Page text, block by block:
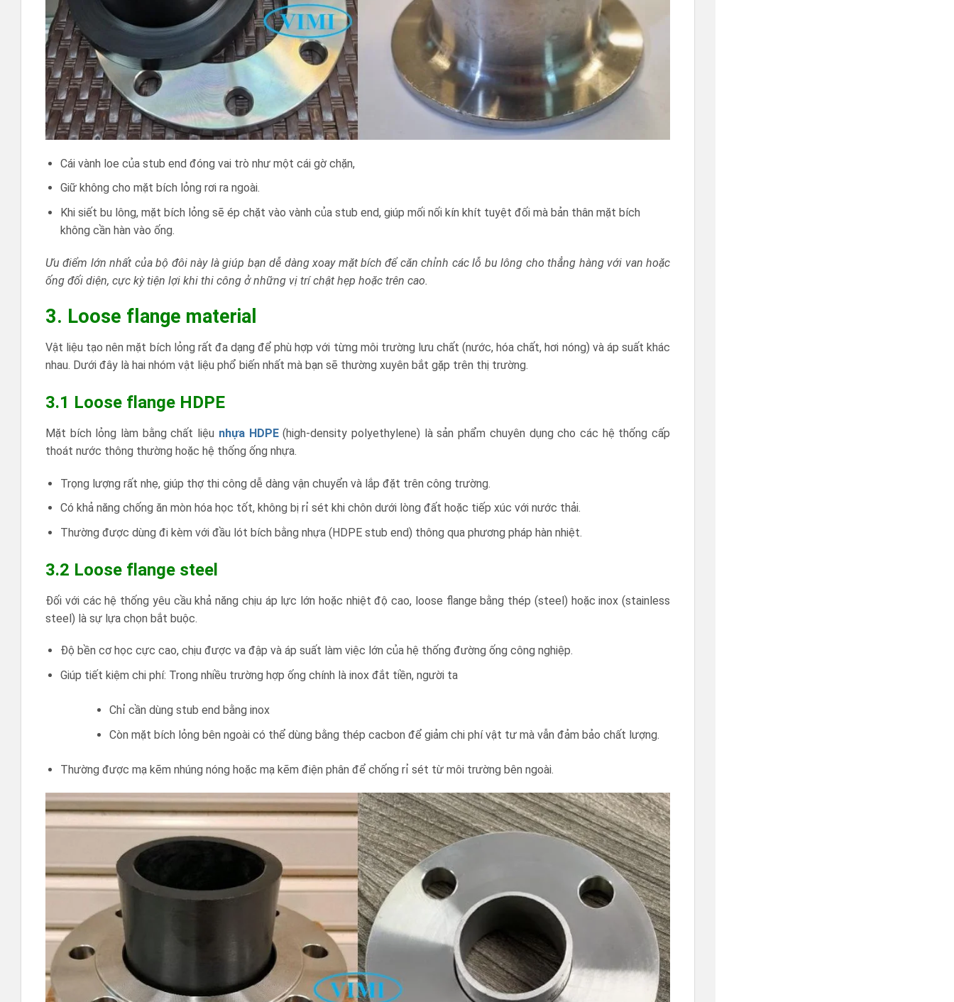
Cái vành loe của stub end đóng vai trò như một cái gờ chặn,
Giữ không cho mặt bích lỏng rơi ra ngoài.
Khi siết bu lông, mặt bích lỏng sẽ ép chặt vào vành của stub end, giúp mối nối kín khít tuyệt đối mà bản thân mặt bích
không cần hàn vào ống.
Ưu điểm lớn nhất của bộ đôi này là giúp bạn dễ dàng xoay mặt bích để căn chỉnh các lỗ bu lông cho thẳng hàng với van hoặc
ống đối diện, cực kỳ tiện lợi khi thi công ở những vị trí chật hẹp hoặc trên cao.
3. Loose flange material
Vật liệu tạo nên mặt bích lỏng rất đa dạng để phù hợp với từng môi trường lưu chất (nước, hóa chất, hơi nóng) và áp suất khác
nhau. Dưới đây là hai nhóm vật liệu phổ biến nhất mà bạn sẽ thường xuyên bắt gặp trên thị trường.
3.1 Loose flange HDPE
Mặt bích lỏng làm bằng chất liệu nhựa HDPE(high-density polyethylene) là sản phẩm chuyên dụng cho các hệ thống cấp
thoát nước thông thường hoặc hệ thống ống nhựa.
Trọng lượng rất nhẹ, giúp thợ thi công dễ dàng vận chuyển và lắp đặt trên công trường.
Có khả năng chống ăn mòn hóa học tốt, không bị rỉ sét khi chôn dưới lòng đất hoặc tiếp xúc với nước thải.
Thường được dùng đi kèm với đầu lót bích bằng nhựa (HDPE stub end) thông qua phương pháp hàn nhiệt.
3.2 Loose flange steel
Đối với các hệ thống yêu cầu khả năng chịu áp lực lớn hoặc nhiệt độ cao, loose flange bằng thép (steel) hoặc inox (stainless
steel) là sự lựa chọn bắt buộc.
Độ bền cơ học cực cao, chịu được va đập và áp suất làm việc lớn của hệ thống đường ống công nghiệp.
Giúp tiết kiệm chi phí: Trong nhiều trường hợp ống chính là inox đắt tiền, người ta
Chỉ cần dùng stub end bằng inox
Còn mặt bích lỏng bên ngoài có thể dùng bằng thép cacbon để giảm chi phí vật tư mà vẫn đảm bảo chất lượng.
Thường được mạ kẽm nhúng nóng hoặc mạ kẽm điện phân để chống rỉ sét từ môi trường bên ngoài.